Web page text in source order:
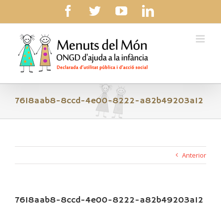
content
facebook
twitteryoutubelinkedin
7618aab8-8ccd-4e00-8222-a82b49203a12
Anterior
7618aab8-8ccd-4e00-8222-a82b49203a12